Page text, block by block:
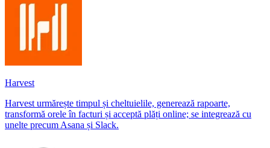
Harvest
Harvest urmărește timpul și cheltuielile, generează rapoarte,
transformă orele în facturi și acceptă plăți online; se integrează cu
unelte precum Asana și Slack.